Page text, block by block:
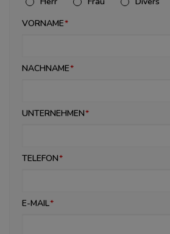
VORNAME
NACHNAME
UNTERNEHMEN
TELEFON
E-MAIL